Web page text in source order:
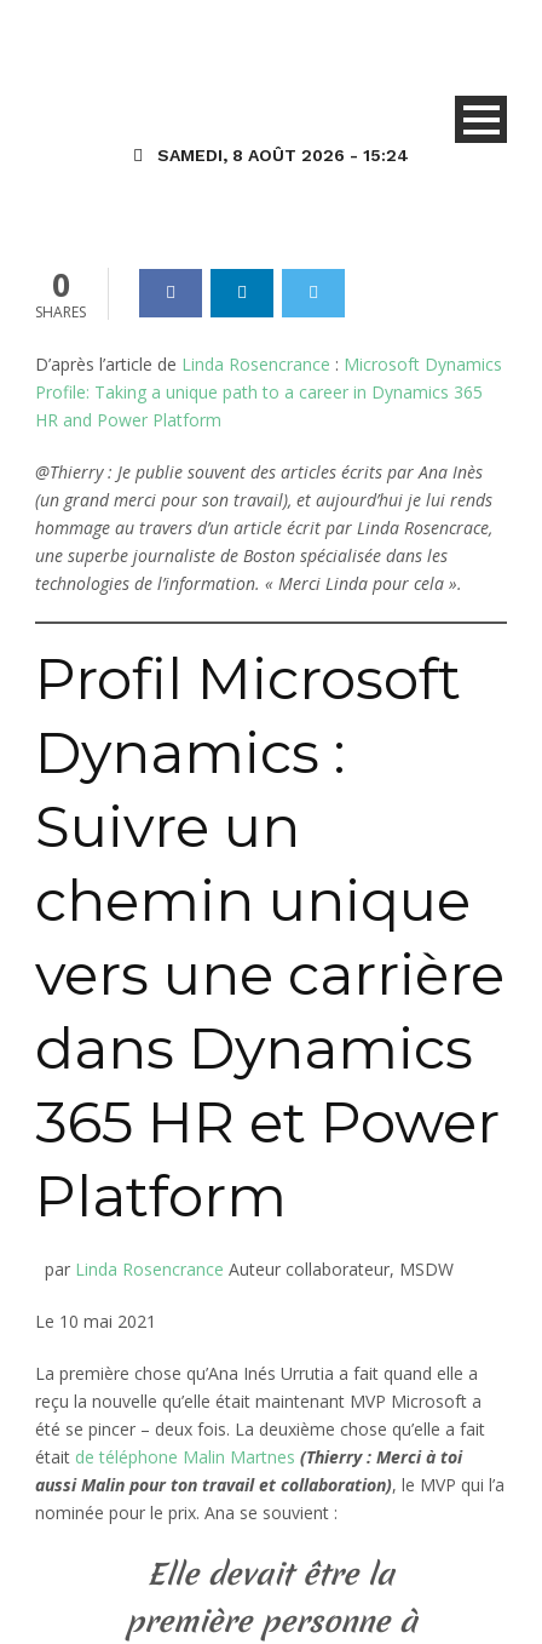
SAMEDI, 8 AOÛT 2026 - 15:24
Dynamics_365 14 Mai 2021 0
0
SHARES
D’après l’article de Linda Rosencrance : Microsoft Dynamics
Profile: Taking a unique path to a career in Dynamics 365
HR and Power Platform
@Thierry : Je publie souvent des articles écrits par Ana Inès
(un grand merci pour son travail), et aujourd’hui je lui rends
hommage au travers d’un article écrit par Linda Rosencrace,
une superbe journaliste de Boston spécialisée dans les
technologies de l’information. « Merci Linda pour cela ».
Profil Microsoft
Dynamics :
Suivre un
chemin unique
vers une carrière
dans Dynamics
365 HR et Power
Platform
par Linda Rosencrance Auteur collaborateur, MSDW
Le 10 mai 2021
La première chose qu’Ana Inés Urrutia a fait quand elle a
reçu la nouvelle qu’elle était maintenant MVP Microsoft a
été se pincer – deux fois. La deuxième chose qu’elle a fait
était de téléphone Malin Martnes (Thierry : Merci à toi
aussi Malin pour ton travail et collaboration), le MVP qui l’a
nominée pour le prix. Ana se souvient :
Elle devait être la
première personne à